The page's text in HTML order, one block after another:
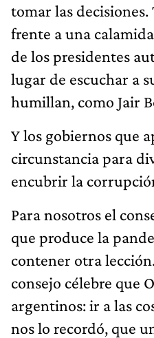
tomar las decisiones.
frente a una
de los presidentes
lugar de escuchar a
humillan, como Jair
Y los gobiernos que
circunstancia para
encubrir la
Para nosotros el
que produce la
contener otra
consejo célebre que
argentinos: ir a las
nos lo recordó, que